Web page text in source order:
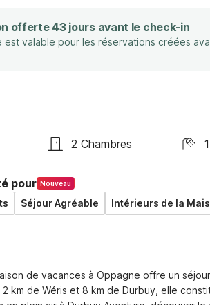
offerte 43 jours avant le check-in
valable pour les réservations créées
2 Chambres
pour Nouveau
Séjour Agréable Intérieurs de la
de vacances à Oppagne offre un
km de Wéris et 8 km de Durbuy, elle